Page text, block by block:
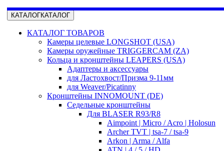
КАТАЛОГКАТАЛОГ
КАТАЛОГ ТОВАРОВ
Камеры целевые LONGSHOT (USA)
Камеры оружейные TRIGGERCAM (ZA)
Кольца и кронштейны LEAPERS (USA)
Адаптеры и аксессуары
для Ластохвост/Призма 9-11мм
для Weaver/Picatinny
Кронштейны INNOMOUNT (DE)
Седельные кронштейны
Для BLASER R93/R8
Aimpoint | Micro / Acro | Holosun
Archer TVT | tsa-7 / tsa-9
Arkon | Arma / Alfa